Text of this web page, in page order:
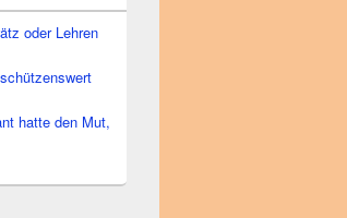
oder Lehren
hatte den Mut,